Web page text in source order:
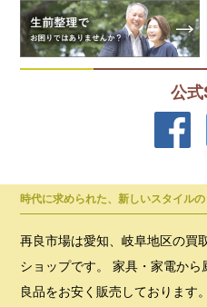
公式
時代に求められた、新しいスタイル
再良市場は愛知、岐阜地区の買
ショップです。 家具・家電か
良品をお安く販売しております